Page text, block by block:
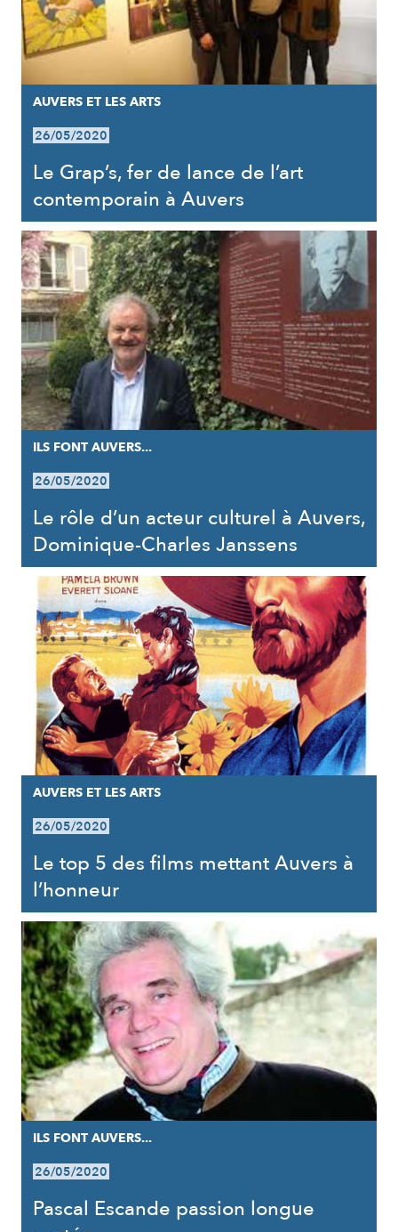
AUVERS ET LES ARTS
26/05/2020
Le Grap’s, fer de lance de l’art
contemporain à Auvers
ILS FONT AUVERS...
26/05/2020
Le rôle d’un acteur culturel à Auvers,
Dominique-Charles Janssens
AUVERS ET LES ARTS
26/05/2020
Le top 5 des films mettant Auvers à
l’honneur
ILS FONT AUVERS...
26/05/2020
Pascal Escande passion longue